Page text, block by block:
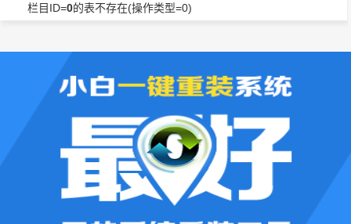
栏目ID=0的表不存在(操作类型=0)